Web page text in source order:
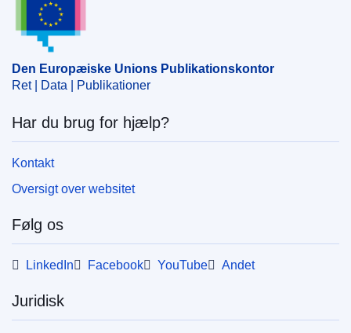
Den Europæiske Unions Publikationskontor
Ret | Data | Publikationer
Har du brug for hjælp?
Kontakt
Oversigt over websitet
Følg os
LinkedIn Facebook YouTube Andet
Juridisk